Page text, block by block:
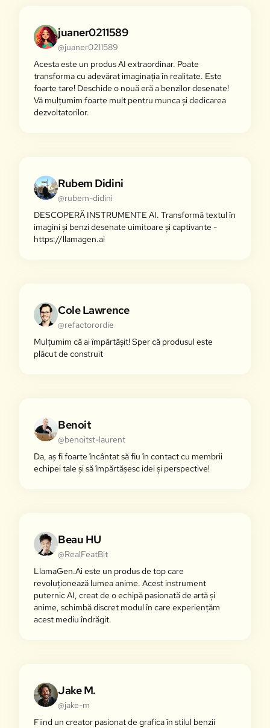
juaner0211589
@juaner0211589
Acesta este un produs AI extraordinar. Poate
transforma cu adevărat imaginația în realitate. Este
foarte tare! Deschide o nouă eră a benzilor desenate!
Vă mulțumim foarte mult pentru munca și dedicarea
dezvoltatorilor.
Rubem Didini
@rubem-didini
DESCOPERĂ INSTRUMENTE AI. Transformă textul în
imagini și benzi desenate uimitoare și captivante -
https://llamagen.ai
Cole Lawrence
@refactorordie
Mulțumim că ai împărtășit! Sper că produsul este
plăcut de construit
Benoit
@benoitst-laurent
Da, aș fi foarte încântat să fiu în contact cu membrii
echipei tale și să împărtășesc idei și perspective!
Beau HU
@RealFeatBit
LlamaGen.Ai este un produs de top care
revoluționează lumea anime. Acest instrument
puternic AI, creat de o echipă pasionată de artă și
anime, schimbă discret modul în care experiențăm
acest mediu îndrăgit.
Jake M.
@jake-m
Fiind un creator pasionat de grafica în stilul benzii